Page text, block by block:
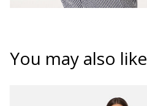
You may also like